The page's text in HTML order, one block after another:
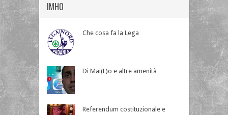
IMHO
Che cosa fa la Lega
Di Mai(L)o e altre amenità
Referendum costituzionale e